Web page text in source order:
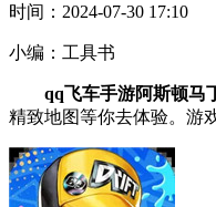
时间： 2024-07-30 17:10
小编： 工具书
qq飞车手游阿斯顿马
精致地图等你去体验。游